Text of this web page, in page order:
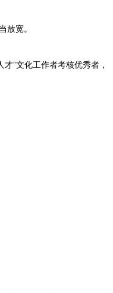
宽。
”文化工作者考核优秀者，